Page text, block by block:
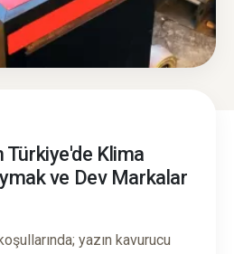
Türkiye'de Klima
ve Dev Markalar
yazın kavurucu